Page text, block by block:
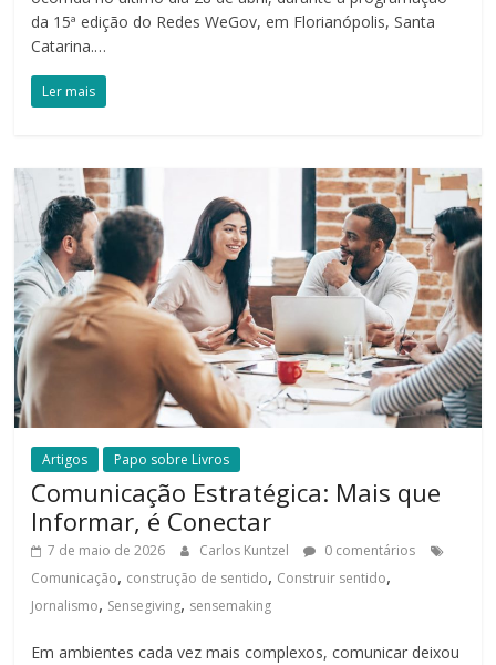
da 15ª edição do Redes WeGov, em Florianópolis, Santa
Catarina.…
Ler mais
Artigos Papo sobre Livros
Comunicação Estratégica: Mais que
Informar, é Conectar
7 de maio de 2026 Carlos Kuntzel
0 comentários
Comunicação, construção de sentido, Construir sentido,
Jornalismo, Sensegiving, sensemaking
Em ambientes cada vez mais complexos, comunicar deixou